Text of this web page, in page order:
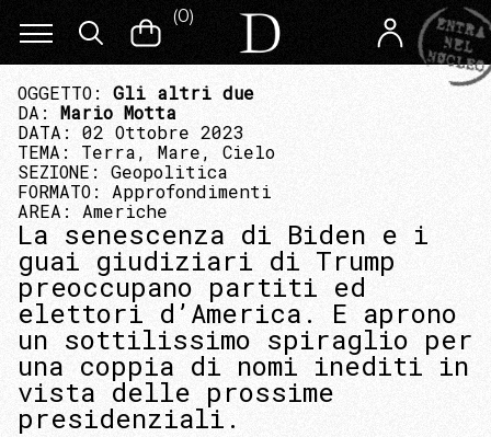
(0)
OGGETTO: Gli altri due
DA: Mario Motta
DATA: 02 Ottobre 2023
TEMA: Terra, Mare, Cielo
SEZIONE: Geopolitica
FORMATO: Approfondimenti
AREA: Americhe
La senescenza di Biden e i
guai giudiziari di Trump
preoccupano partiti ed
elettori d’America. E aprono
un sottilissimo spiraglio per
una coppia di nomi inediti in
vista delle prossime
presidenziali.